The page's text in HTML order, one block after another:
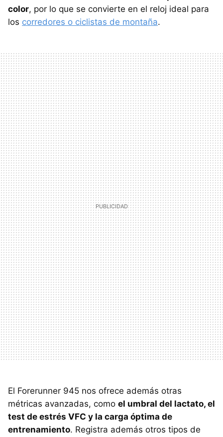
color, por lo que se convierte en el reloj ideal para
los corredores o ciclistas de montaña.
El Forerunner 945 nos ofrece además otras
métricas avanzadas, como el umbral del lactato, el
test de estrés VFC y la carga óptima de
entrenamiento. Registra además otros tipos de